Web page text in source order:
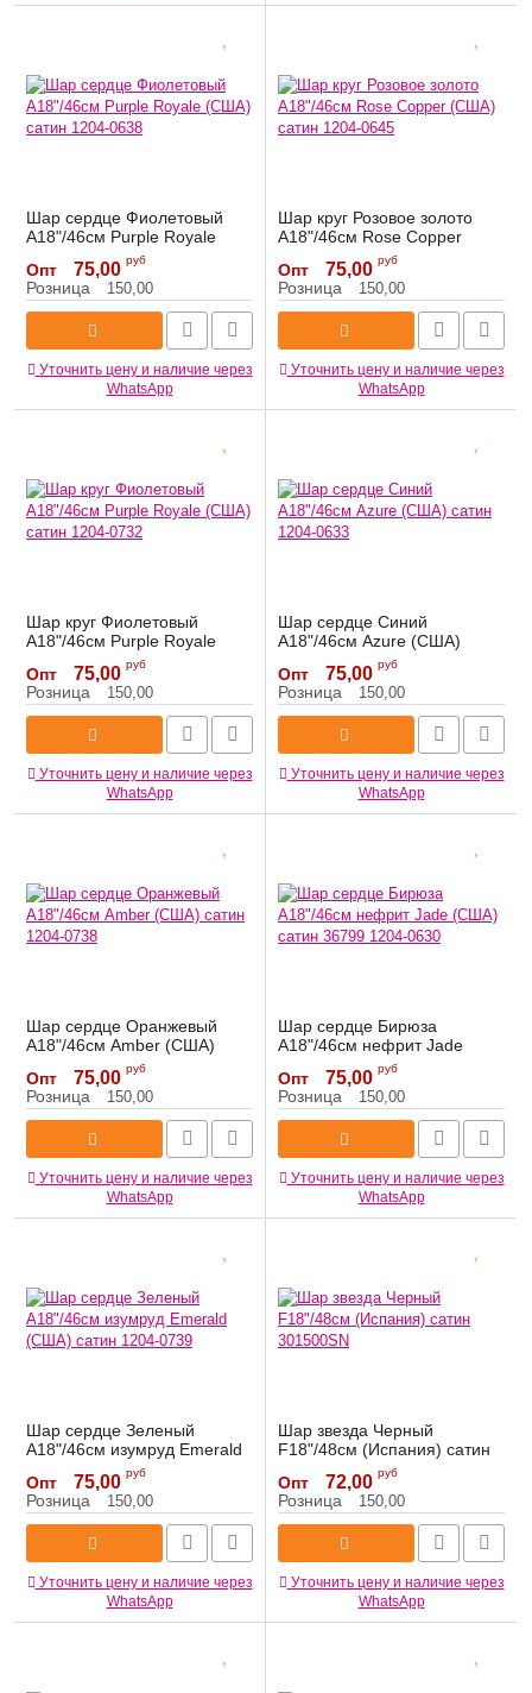
Шар сердце Фиолетовый
A18"/46см Purple Royale
(США) сатин 1204-0638
Артикул: 1204-0638
Опт 75,00 руб
Розница 150,00
Уточнить цену и наличие через
WhatsApp
Шар круг Розовое золото
A18"/46см Rose Copper
(США) сатин 1204-0645
Артикул: 1204-0645
Опт 75,00 руб
Розница 150,00
Уточнить цену и наличие через
WhatsApp
Шар круг Фиолетовый
A18"/46см Purple Royale
(США) сатин 1204-0732
Артикул: 1204-0732
Опт 75,00 руб
Розница 150,00
Уточнить цену и наличие через
WhatsApp
Шар сердце Синий
A18"/46см Azure (США)
сатин 1204-0633
Артикул: 1204-0633
Опт 75,00 руб
Розница 150,00
Уточнить цену и наличие через
WhatsApp
Шар сердце Оранжевый
A18"/46см Amber (США)
сатин 1204-0738
Артикул: 1204-0738
Опт 75,00 руб
Розница 150,00
Уточнить цену и наличие через
WhatsApp
Шар сердце Бирюза
A18"/46см нефрит Jade
(США) сатин 36799 1204-
0630
Артикул: 1204-0630
Опт 75,00 руб
Розница 150,00
Уточнить цену и наличие через
WhatsApp
Шар сердце Зеленый
A18"/46см изумруд Emerald
(США) сатин 1204-0739
Артикул: 1204-0739
Опт 75,00 руб
Розница 150,00
Уточнить цену и наличие через
WhatsApp
Шар звезда Черный
F18"/48см (Испания) сатин
Артикул: 301500SN
Опт 72,00 руб
Розница 150,00
Уточнить цену и наличие через
WhatsApp